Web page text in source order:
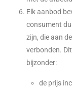
Elk aanbod
consument
zijn, die aan
verbonden.
bijzonder:
de prijs